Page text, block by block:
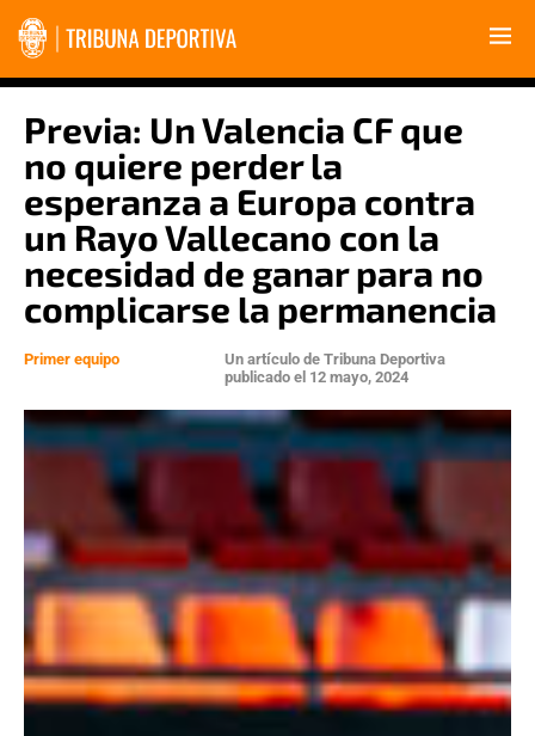
Previa: Un Valencia CF que
no quiere perder la
esperanza a Europa contra
un Rayo Vallecano con la
necesidad de ganar para no
complicarse la permanencia
Primer equipo Un artículo de Tribuna Deportiva
publicado el 12 mayo, 2024